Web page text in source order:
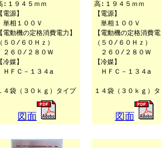
:１９４５ｍｍ
電源】
相１００Ｖ
電動機の定格消費電力】
５０/６０Ｈｚ）
６０/２８０Ｗ
冷媒】
ＦＣ－１３４a
４袋（３０ｋｇ）タイプ
図面
高:１９４５ｍｍ
【電源】
単相１００Ｖ
【電動機の定格消費電
（５０/６０Ｈｚ）
２６０/２８０Ｗ
【冷媒】
ＨＦＣ－１３４a
１４袋（３０ｋｇ）
図面